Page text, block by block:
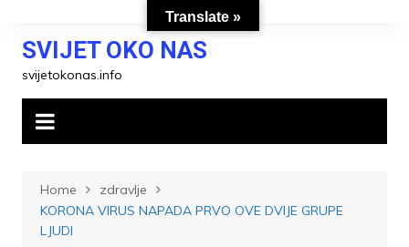
contentSVIJET OKO NAS
svijetokonas.info
Home
zdravlje
KORONA VIRUS NAPADA PRVO OVE DVIJE GRUPE
LJUDI
Translate »